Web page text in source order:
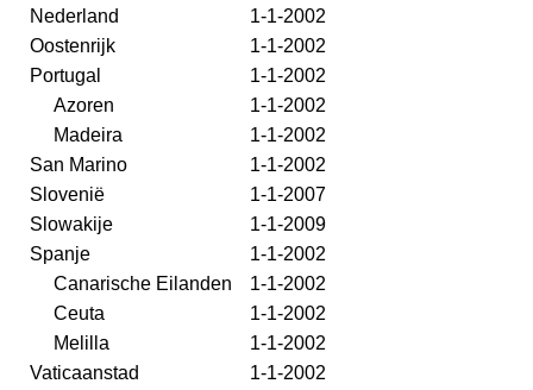
Nederland
1-1-2002
Oostenrijk
1-1-2002
Portugal
1-1-2002
Azoren
1-1-2002
Madeira
1-1-2002
San Marino
1-1-2002
Slovenië
1-1-2007
Slowakije
1-1-2009
Spanje
1-1-2002
Canarische Eilanden
1-1-2002
Ceuta
1-1-2002
Melilla
1-1-2002
Vaticaanstad
1-1-2002